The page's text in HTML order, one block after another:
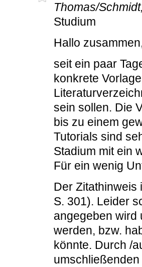
Thomas/
Studium
Hallo
seit ein paar
konkrete
sein sollen. Die
bis zu einem
Tutorials sind
Stadium mit ein
Für ein wenig
Der Zitathinweis
S. 301). Leider
angegeben wird
werden, bzw.
könnte. Durch /